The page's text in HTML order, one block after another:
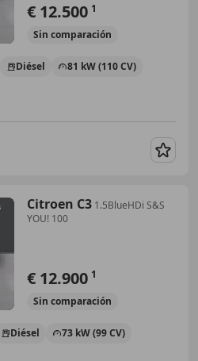
€ 12.500 1
Sin comparación
Diésel 81 kW (110 CV)
Citroen C3 1.5BlueHDi S&S
YOU! 100
€ 12.900 1
Sin comparación
Diésel 73 kW (99 CV)